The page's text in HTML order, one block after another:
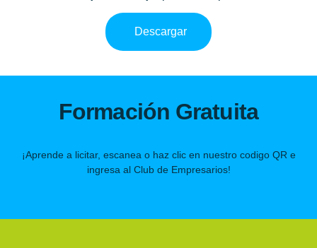
Descargar
Formación Gratuita
¡Aprende a licitar, escanea o haz clic en nuestro codigo QR e
ingresa al Club de Empresarios!